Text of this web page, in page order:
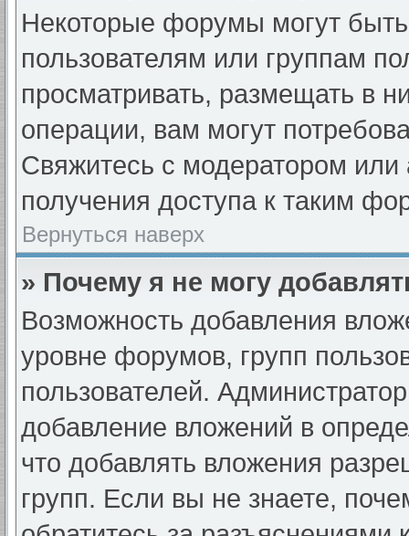
Некоторые форумы могут
пользователям или группам
просматривать, размещать в
операции, вам могут
Свяжитесь с модератором
получения доступа к таким
Вернуться наверх
» Почему я не могу
Возможность добавления
уровне форумов, групп
пользователей.
добавление вложений в
что добавлять вложения
групп. Если вы не знаете,